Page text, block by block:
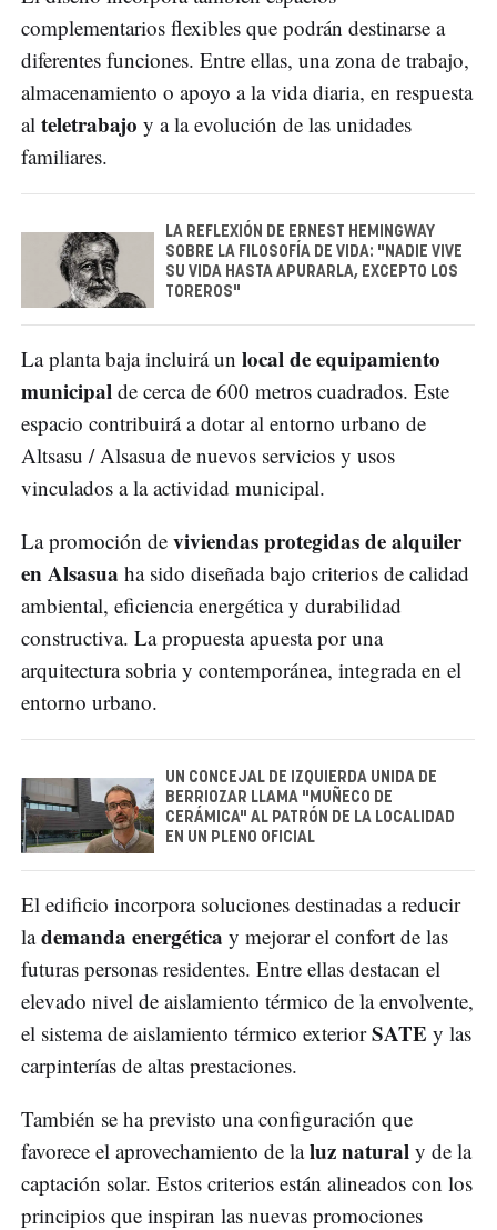
complementarios flexibles que podrán destinarse a
diferentes funciones. Entre ellas, una zona de trabajo,
almacenamiento o apoyo a la vida diaria, en respuesta
al teletrabajo y a la evolución de las unidades
familiares.
LA REFLEXIÓN DE ERNEST HEMINGWAY
SOBRE LA FILOSOFÍA DE VIDA: "NADIE VIVE
SU VIDA HASTA APURARLA, EXCEPTO LOS
TOREROS"
La planta baja incluirá un local de equipamiento
municipal de cerca de 600 metros cuadrados. Este
espacio contribuirá a dotar al entorno urbano de
Altsasu / Alsasua de nuevos servicios y usos
vinculados a la actividad municipal.
La promoción de viviendas protegidas de alquiler
en Alsasua ha sido diseñada bajo criterios de calidad
ambiental, eficiencia energética y durabilidad
constructiva. La propuesta apuesta por una
arquitectura sobria y contemporánea, integrada en el
entorno urbano.
UN CONCEJAL DE IZQUIERDA UNIDA DE
BERRIOZAR LLAMA "MUÑECO DE
CERÁMICA" AL PATRÓN DE LA LOCALIDAD
EN UN PLENO OFICIAL
El edificio incorpora soluciones destinadas a reducir
lademanda energética y mejorar el confort de las
futuras personas residentes. Entre ellas destacan el
elevado nivel de aislamiento térmico de la envolvente,
el sistema de aislamiento térmico exteriorSATE y las
carpinterías de altas prestaciones.
También se ha previsto una configuración que
favorece el aprovechamiento de laluz natural y de la
captación solar. Estos criterios están alineados con los
principios que inspiran las nuevas promociones